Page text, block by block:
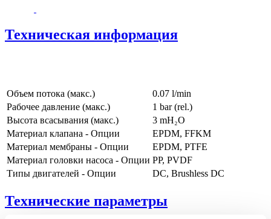
Техническая информация
Объем потока (макс.)
0.07 l/min
Рабочее давление (макс.)
1 bar (rel.)
Высота всасывания (макс.)
3 mH₂O
Материал клапана - Опции
EPDM, FFKM
Материал мембраны - Опции
EPDM, PTFE
Материал головки насоса - Опции PP, PVDF
Типы двигателей - Опции
DC, Brushless DC
Технические параметры